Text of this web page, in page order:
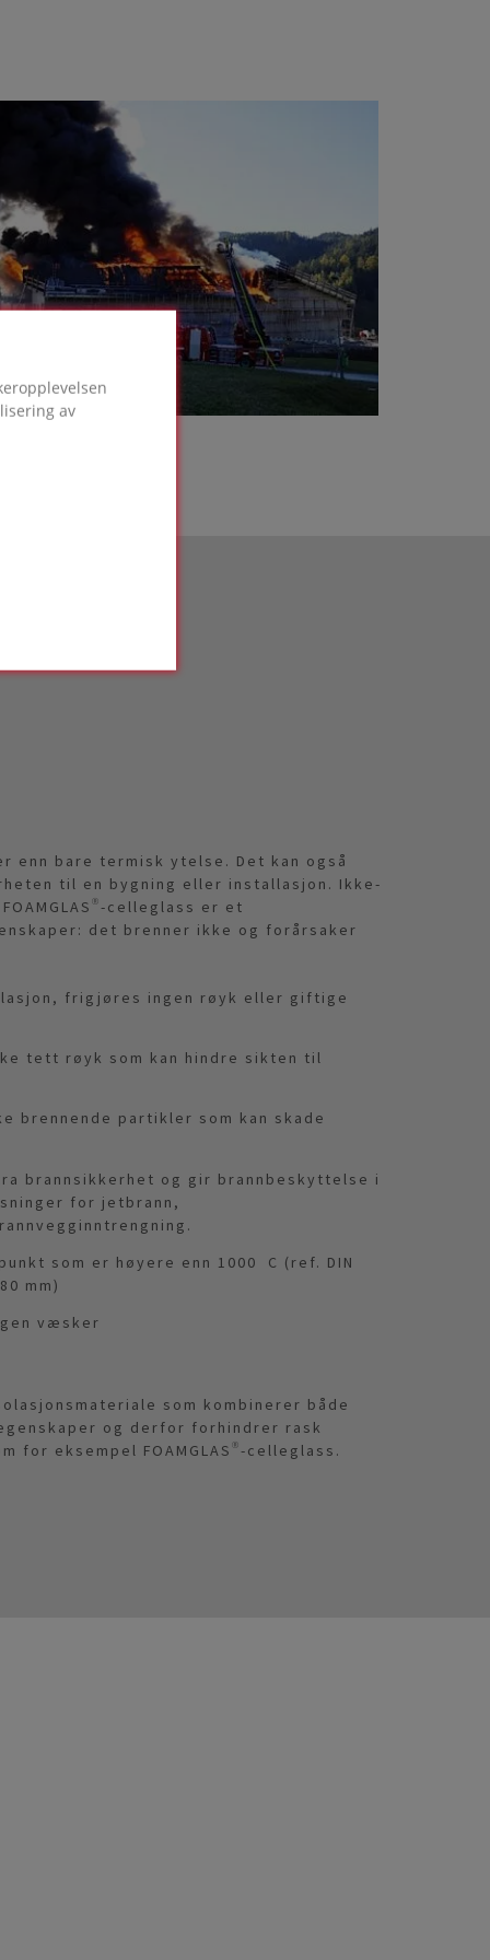
av
enn bare termisk ytelse. Det kan også
til en bygning eller installasjon. Ikke-
celleglass er et
det brenner ikke og forårsaker
frigjøres ingen røyk eller giftige
tett røyk som kan hindre sikten til
brennende partikler som kan skade
brannsikkerhet og gir brannbeskyttelse i
for jetbrann,
som er høyere enn 1000 C (ref. DIN
mm)
væsker
som kombinerer både
og derfor forhindrer rask
for eksempel FOAMGLAS®-celleglass.